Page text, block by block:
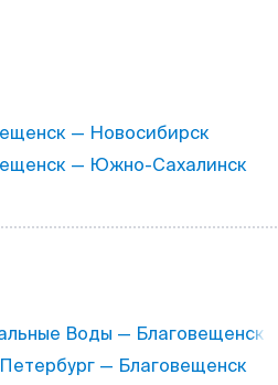
— Новосибирск
— Южно-Сахалинск
Воды — Благовещенск
— Благовещенск